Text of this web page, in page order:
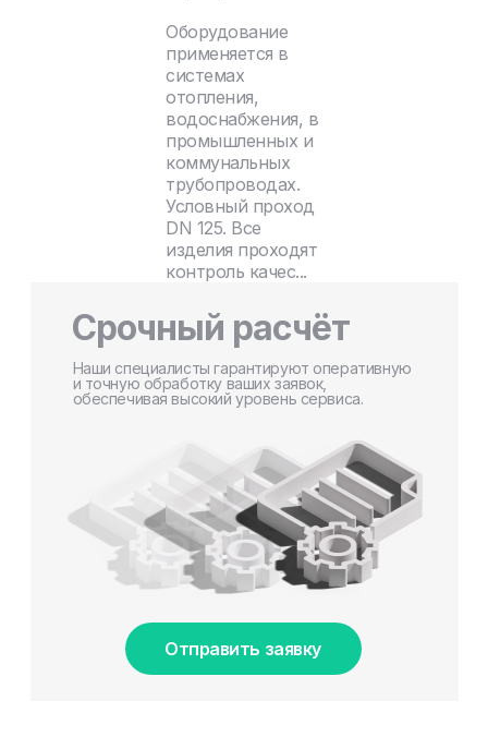
Оборудование
применяется в
системах
отопления,
водоснабжения, в
промышленных и
коммунальных
трубопроводах.
Условный проход
DN 125. Все
изделия проходят
контроль качес...
Срочный расчёт
Наши специалисты гарантируют оперативную
и точную обработку ваших заявок,
обеспечивая высокий уровень сервиса.
Отправить заявку